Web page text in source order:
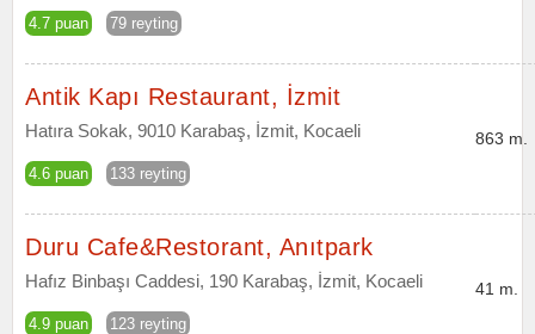
4.7 puan 79 reyting
Antik Kapı Restaurant, İzmit
Hatıra Sokak, 9010 Karabaş, İzmit, Kocaeli
4.6 puan 133 reyting
863 m.
Duru Cafe&Restorant, Anıtpark
Hafız Binbaşı Caddesi, 190 Karabaş, İzmit, Kocaeli
4.9 puan 123 reyting
41 m.